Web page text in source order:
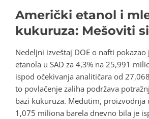
Američki etanol i
kukuruza: Mešoviti
Nedeljni izveštaj DOE o nafti pokazao
etanola u SAD za 4,3% na 25,991
ispod očekivanja analitičara od
to povlačenje zaliha podržava
bazi kukuruza. Međutim, proizvodnja
1,075 miliona barela dnevno bila je